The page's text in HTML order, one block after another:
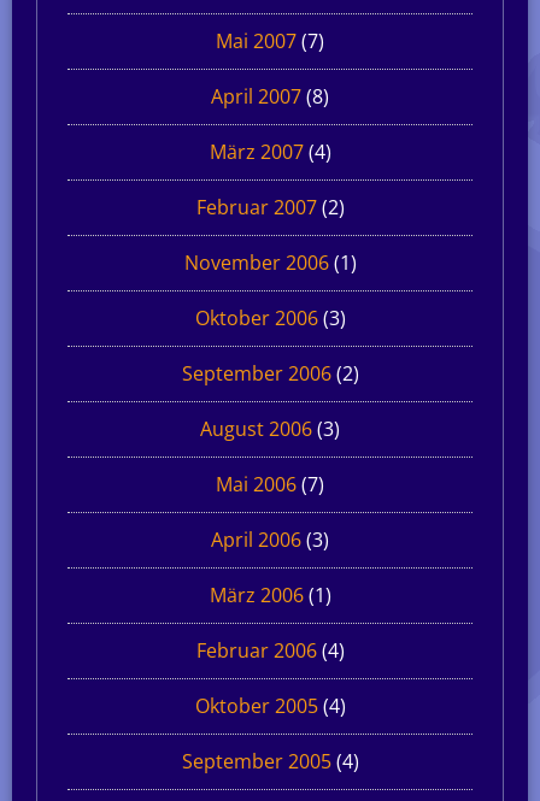
Mai 2007(7)
April 2007(8)
März 2007(4)
Februar 2007(2)
November 2006(1)
Oktober 2006(3)
September 2006(2)
August 2006(3)
Mai 2006(7)
April 2006(3)
März 2006(1)
Februar 2006(4)
Oktober 2005(4)
September 2005(4)